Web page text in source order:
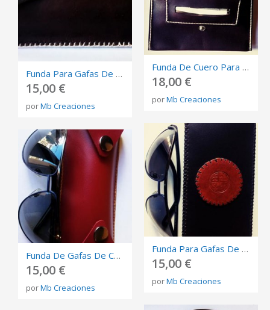
Funda De Cuero Para Tabaco De Liar
18,00 €
porMb Creaciones
Funda Para Gafas De Cuero
15,00 €
porMb Creaciones
Funda Para Gafas De Cuero
15,00 €
porMb Creaciones
Funda De Gafas De Cuero
15,00 €
porMb Creaciones